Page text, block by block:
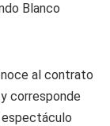
Blanco
al contrato
corresponde